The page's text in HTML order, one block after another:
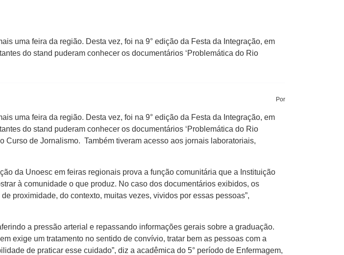
uma feira da região. Desta vez, foi na 9° edição da Festa da Integração, em
do stand puderam conhecer os documentários ‘Problemática do Rio
Por
uma feira da região. Desta vez, foi na 9° edição da Festa da Integração, em
do stand puderam conhecer os documentários ‘Problemática do Rio
Curso de Jornalismo. Também tiveram acesso aos jornais laboratoriais,
da Unoesc em feiras regionais prova a função comunitária que a Instituição
à comunidade o que produz. No caso dos documentários exibidos, os
proximidade, do contexto, muitas vezes, vividos por essas pessoas”,
a pressão arterial e repassando informações gerais sobre a graduação.
exige um tratamento no sentido de convívio, tratar bem as pessoas com a
de praticar esse cuidado”, diz a acadêmica do 5° período de Enfermagem,